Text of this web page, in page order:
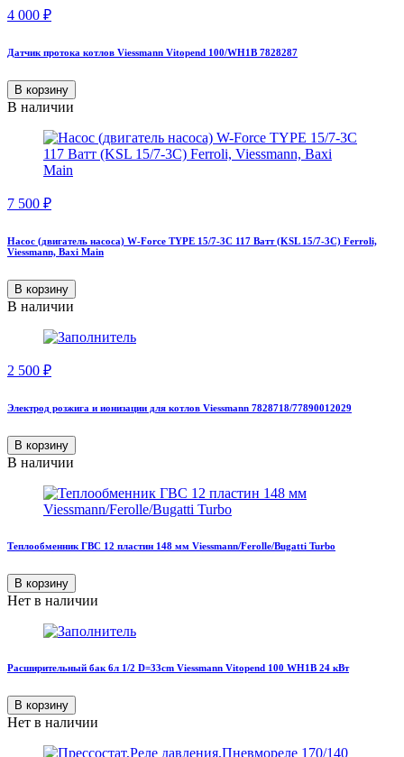
4 000 ₽
Датчик протока котлов Viessmann Vitopend 100/WH1B 7828287
В корзину
В наличии
7 500 ₽
Насос (двигатель насоса) W-Force TYPE 15/7-3C 117 Ватт (KSL 15/7-3С) Ferroli,
Viessmann, Baxi Main
В корзину
В наличии
2 500 ₽
Электрод розжига и ионизации для котлов Viessmann 7828718/77890012029
В корзину
В наличии
Теплообменник ГВС 12 пластин 148 мм Viessmann/Ferolle/Bugatti Turbo
В корзину
Нет в наличии
Расширительный бак 6л 1/2 D=33cm Viessmann Vitopend 100 WH1B 24 кВт
В корзину
Нет в наличии